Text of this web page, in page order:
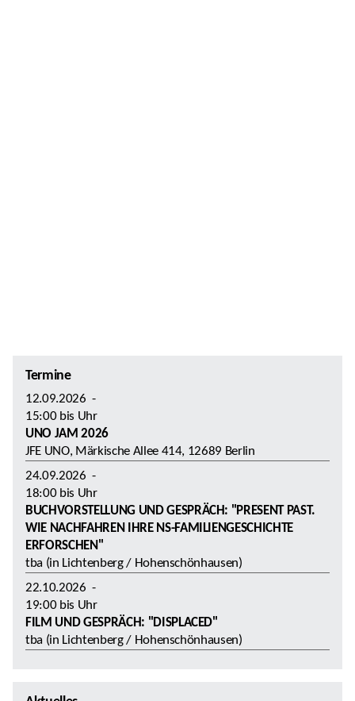
Termine
12.09.2026 -
15:00bis Uhr
UNO JAM 2026
JFE UNO, Märkische Allee 414, 12689 Berlin
24.09.2026 -
18:00bis Uhr
BUCHVORSTELLUNG UND GESPRÄCH: "PRESENT PAST.
WIE NACHFAHREN IHRE NS-FAMILIENGESCHICHTE
ERFORSCHEN"
tba (in Lichtenberg / Hohenschönhausen)
22.10.2026 -
19:00bis Uhr
FILM UND GESPRÄCH: "DISPLACED"
tba (in Lichtenberg / Hohenschönhausen)